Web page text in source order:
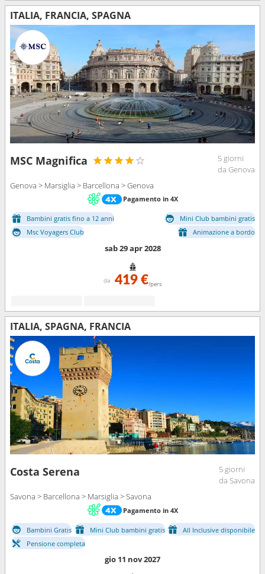
ITALIA, FRANCIA, SPAGNA
MSC Magnifica
5 giorni
da Genova
Genova > Marsiglia > Barcellona > Genova
Pagamento in 4X
Bambini gratis fino a 12 anni
Mini Club bambini gratis
Msc Voyagers Club
Animazione a bordo
sab 29 apr 2028
da 419 €/pers
ITALIA, SPAGNA, FRANCIA
Costa Serena
5 giorni
da Savona
Savona > Barcellona > Marsiglia > Savona
Pagamento in 4X
Bambini Gratis Mini Club bambini gratis
All Inclusive disponibile
Pensione completa
gio 11 nov 2027